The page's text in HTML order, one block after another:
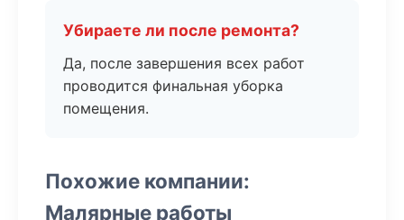
Убираете ли после ремонта?
Да, после завершения всех работ
проводится финальная уборка
помещения.
Похожие компании:
Малярные работы